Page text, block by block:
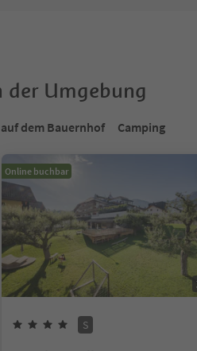
Umgebung
dem Bauernhof Camping
Online buchbar
S